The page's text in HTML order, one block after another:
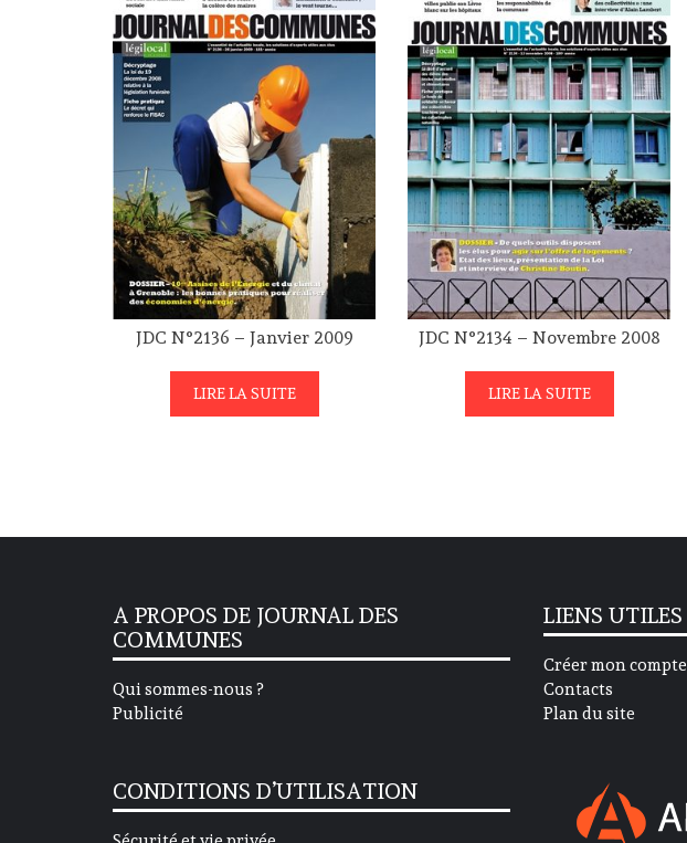
JDC N°2136 – Janvier 2009
LIRE LA SUITE
JDC N°2134 – Novembre 2008
LIRE LA SUITE
A PROPOS DE JOURNAL DES
COMMUNES
Qui sommes-nous ?
Publicité
CONDITIONS D’UTILISATION
LIENS UTILES
Créer mon compte
Contacts
Plan du site